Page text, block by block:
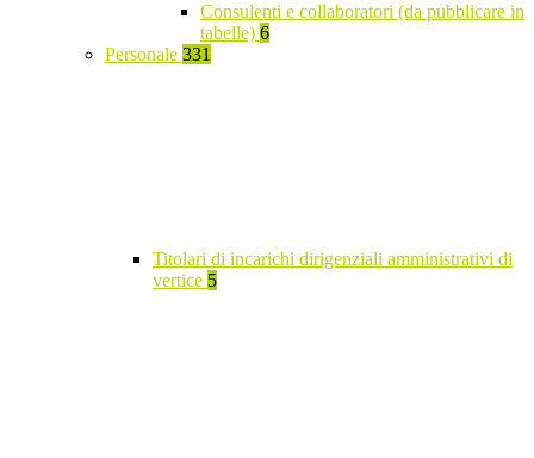
Consulenti e collaboratori (da pubblicare in
tabelle) 6
Personale 331
Titolari di incarichi dirigenziali amministrativi di
vertice 5